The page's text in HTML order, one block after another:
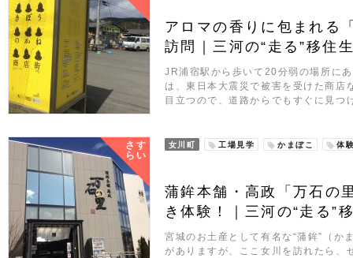
アロマの香りに包まれる
訪問｜三河の“走る”移住
JR浦宿駅から歩いて20分弱の場所に
は、東日本大震災で被害を受けた商店
目立つので、道路からでもすぐに見
さす
らい
女川町 工場見学 かまぼこ 体
蒲鉾本舗・高政「万石の
き体験！｜三河の“走る”
宮城のお土産として有名な“蒲鉾”（か
がありますが、ここ女川を訪れたら、